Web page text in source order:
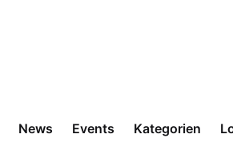
News Events Kategorien